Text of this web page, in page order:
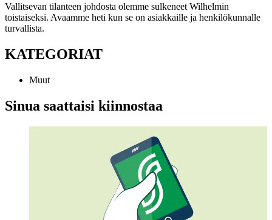
Vallitsevan tilanteen johdosta olemme sulkeneet Wilhelmin
toistaiseksi. Avaamme heti kun se on asiakkaille ja henkilökunnalle
turvallista.
KATEGORIAT
Muut
Sinua saattaisi kiinnostaa